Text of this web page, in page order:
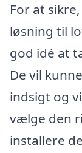
For at
løsning til
god idé at
De vil
indsigt og
vælge den
installere